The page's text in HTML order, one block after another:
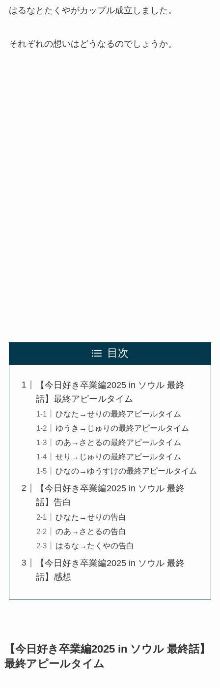
はるなとたくやがカップル成立しました。
それぞれの想いはどうなるのでしょうか。
目次
【今日好き卒業編2025 in ソウル 最終
話】最終アピールタイム
ひなた→せりの最終アピールタイム
ゆうき→じゅりの最終アピールタイム
のあ→さとるの最終アピールタイム
せり→じゅりの最終アピールタイム
ひなの→ゆうすけの最終アピールタイム
【今日好き卒業編2025 in ソウル 最終
話】告白
ひなた→せりの告白
のあ→さとるの告白
はるな→たくやの告白
【今日好き卒業編2025 in ソウル 最終
話】感想
【今日好き卒業編2025 in ソウル 最終話】
最終アピールタイム